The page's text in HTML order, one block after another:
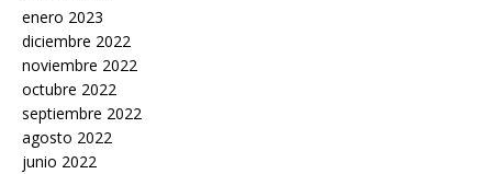
enero 2023
diciembre 2022
noviembre 2022
octubre 2022
septiembre 2022
agosto 2022
junio 2022